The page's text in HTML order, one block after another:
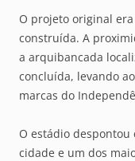
O projeto original
construída. A
a arquibancada
concluída, levando
marcas do
O estádio
cidade e um dos